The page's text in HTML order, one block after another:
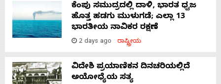
ಕೆಂಪು ಸಮುದ್ರದಲ್ಲಿ ದಾಳಿ, ಭಾರತ ಧ್ವಜ
ಹೊತ್ತ ಹಡಗು ಮುಳುಗಡೆ; ಎಲ್ಲಾ 13
ಭಾರತೀಯ ನಾವಿಕರ ರಕ್ಷಣೆ
2 days ago ರಾಷ್ಟ್ರೀಯ
ವಿದೇಶಿ ಪ್ರಯಾಣಿಕನ ದಿನಚರಿಯಲ್ಲಿದೆ
ಅಯೋಧ್ಯೆಯ ಸತ್ಯ